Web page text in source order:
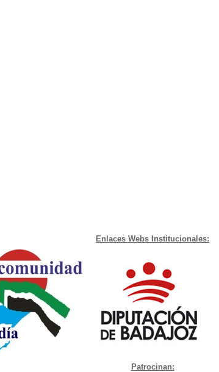
Enlaces Webs Institucionales:
Patrocinan: